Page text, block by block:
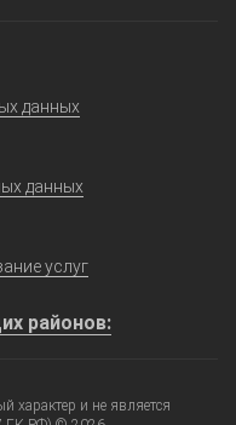
данных
данных
услуг
районов:
характер и не является